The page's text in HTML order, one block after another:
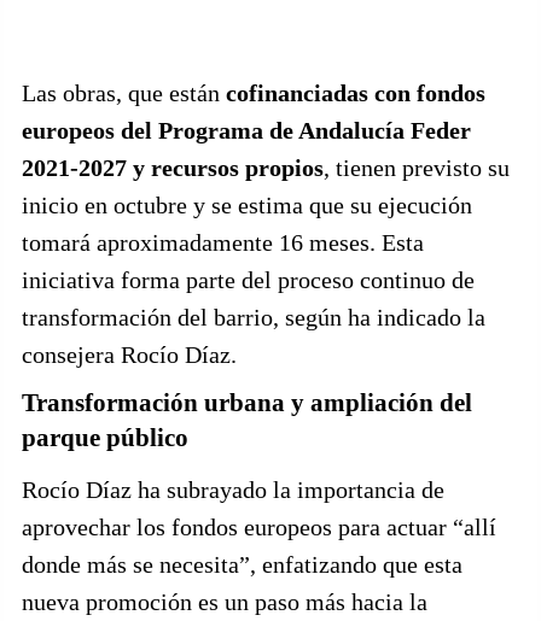
Las obras, que están cofinanciadas con fondos
europeos del Programa de Andalucía Feder
2021-2027 y recursos propios, tienen previsto su
inicio en octubre y se estima que su ejecución
tomará aproximadamente 16 meses. Esta
iniciativa forma parte del proceso continuo de
transformación del barrio, según ha indicado la
consejera Rocío Díaz.
Transformación urbana y ampliación del
parque público
Rocío Díaz ha subrayado la importancia de
aprovechar los fondos europeos para actuar “allí
donde más se necesita”, enfatizando que esta
nueva promoción es un paso más hacia la